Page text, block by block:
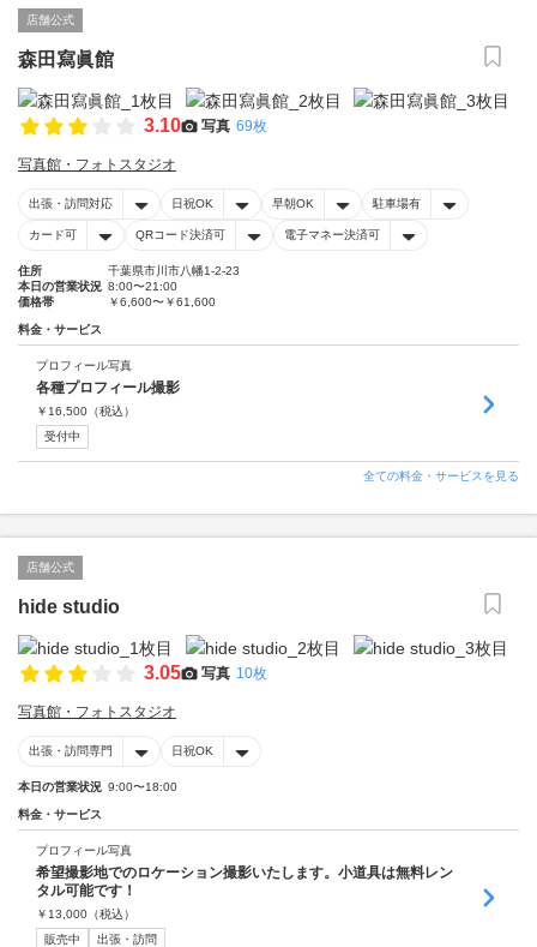
店舗公式
森田寫眞館
3.10 写真 69枚
写真館・フォトスタジオ
出張・訪問対応 日祝OK 早朝OK 駐車場有
カード可 QRコード決済可 電子マネー決済可
住所
千葉県市川市八幡1-2-23
本日の営業状況 8:00〜21:00
価格帯
￥6,600〜￥61,600
料金・サービス
プロフィール写真
各種プロフィール撮影
￥ 16,500 （税込）
受付中
全ての料金・サービスを見る
店舗公式
hide studio
3.05 写真 10枚
写真館・フォトスタジオ
出張・訪問専門 日祝OK
本日の営業状況 9:00〜18:00
料金・サービス
プロフィール写真
希望撮影地でのロケーション撮影いたします。小道具は無料レン
タル可能です！
￥ 13,000 （税込）
販売中
出張・訪問